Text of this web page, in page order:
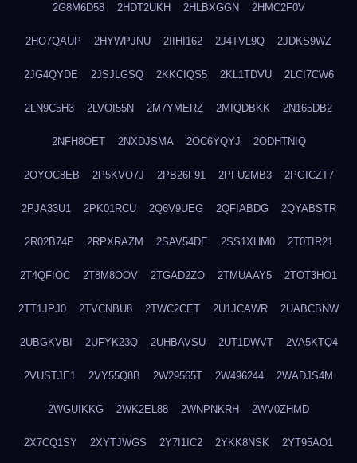
2G8M6D58 2HDT2UKH 2HLBXGGN 2HMC2F0V
2HO7QAUP 2HYWPJNU 2IIHI162 2J4TVL9Q 2JDKS9WZ
2JG4QYDE 2JSJLGSQ 2KKCIQS5 2KL1TDVU 2LCI7CW6
2LN9C5H3 2LVOI55N 2M7YMERZ 2MIQDBKK 2N165DB2
2NFH8OET 2NXDJSMA 2OC6YQYJ 2ODHTNIQ
2OYOC8EB 2P5KVO7J 2PB26F91 2PFU2MB3 2PGICZT7
2PJA33U1 2PK01RCU 2Q6V9UEG 2QFIABDG 2QYABSTR
2R02B74P 2RPXRAZM 2SAV54DE 2SS1XHM0 2T0TIR21
2T4QFIOC 2T8M8OOV 2TGAD2ZO 2TMUAAY5 2TOT3HO1
2TT1JPJ0 2TVCNBU8 2TWC2CET 2U1JCAWR 2UABCBNW
2UBGKVBI 2UFYK23Q 2UHBAVSU 2UT1DWVT 2VA5KTQ4
2VUSTJE1 2VY55Q8B 2W29565T 2W496244 2WADJS4M
2WGUIKKG 2WK2EL88 2WNPNKRH 2WV0ZHMD
2X7CQ1SY 2XYTJWGS 2Y7I1IC2 2YKK8NSK 2YT95AO1